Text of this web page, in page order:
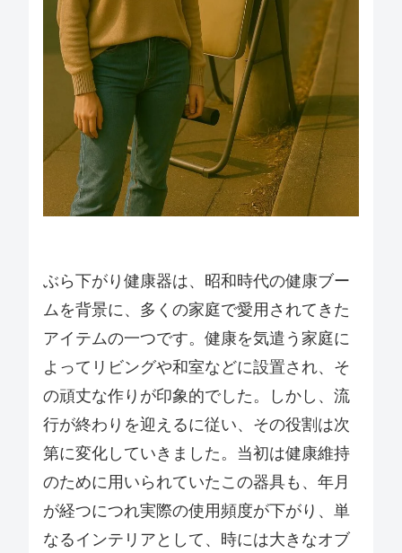
ぶら下がり健康器は、昭和時代の健康ブー
ムを背景に、多くの家庭で愛用されてきた
アイテムの一つです。健康を気遣う家庭に
よってリビングや和室などに設置され、そ
の頑丈な作りが印象的でした。しかし、流
行が終わりを迎えるに従い、その役割は次
第に変化していきました。当初は健康維持
のために用いられていたこの器具も、年月
が経つにつれ実際の使用頻度が下がり、単
なるインテリアとして、時には大きなオブ